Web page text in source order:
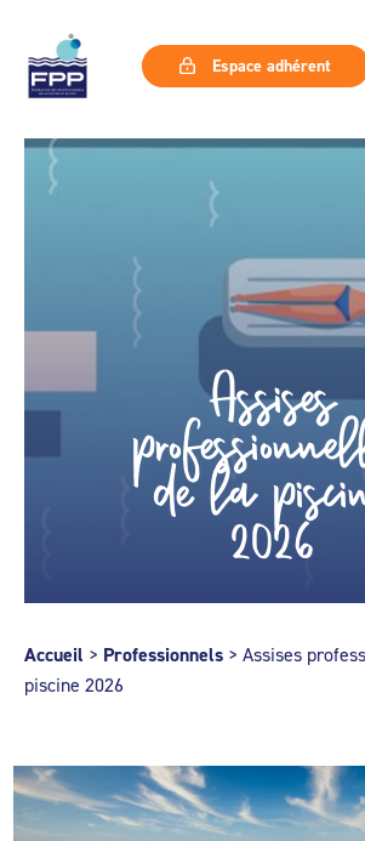
Espace adhérent
Assises
de la
2026
Accueil > Professionnels > Assises
piscine 2026